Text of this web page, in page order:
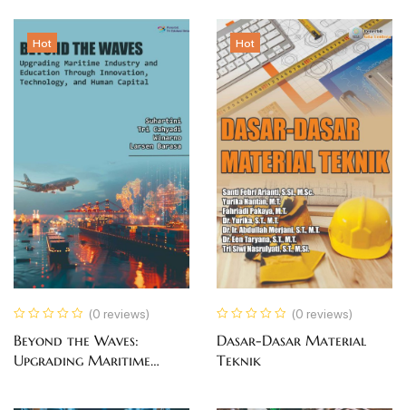
Hot
(0 reviews)
Beyond the Waves:
Upgrading Maritime
Hot
(0 reviews)
Dasar-Dasar Material
Teknik